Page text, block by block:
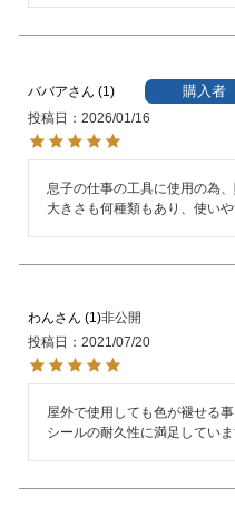
ババア 1 購入者
投稿日
2026/01/16
息子の仕事の工具に使用の為、
大きさも何種類もあり、使いや
わん 1 非公開
投稿日
2021/07/20
屋外で使用しても色が褪せる
シールの耐久性に満足していま